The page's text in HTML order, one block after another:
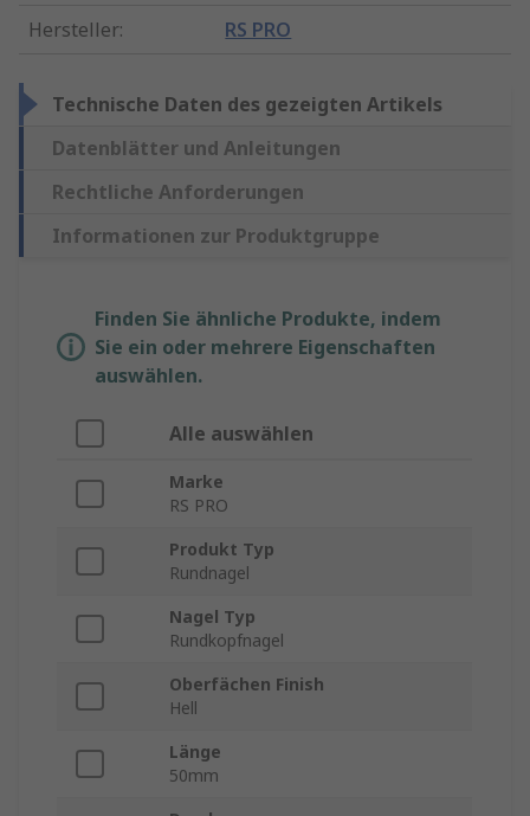
Hersteller: RS PRO
Technische Daten des gezeigten Artikels
Datenblätter und Anleitungen
Rechtliche Anforderungen
Informationen zur Produktgruppe
Finden Sie ähnliche Produkte, indem
Sie ein oder mehrere Eigenschaften
auswählen.
Alle auswählen
Marke
RS PRO
Produkt Typ
Rundnagel
Nagel Typ
Rundkopfnagel
Oberfächen Finish
Hell
Länge
50mm